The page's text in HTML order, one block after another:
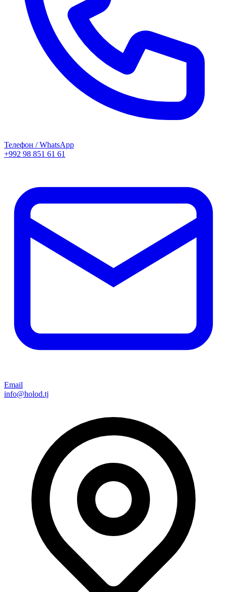
Телефон / WhatsApp
+992 98 851 61 61
Email
info@holod.tj